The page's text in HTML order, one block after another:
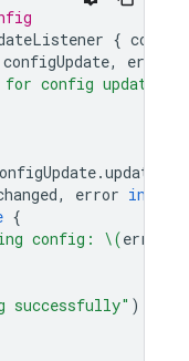
{
configUpdate, error
config updates:
.
, error in
{
config: \(error
successfully" )